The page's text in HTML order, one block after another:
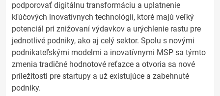
podporovať digitálnu transformáciu a uplatnenie
kľúčových inovatívnych technológií, ktoré majú veľký
potenciál pri znižovaní výdavkov a urýchlenie rastu pre
jednotlivé podniky, ako aj celý sektor. Spolu s novými
podnikateľskými modelmi a inovatívnymi MSP sa týmto
zmenia tradičné hodnotové reťazce a otvoria sa nové
príležitosti pre startupy a už existujúce a zabehnuté
podniky.